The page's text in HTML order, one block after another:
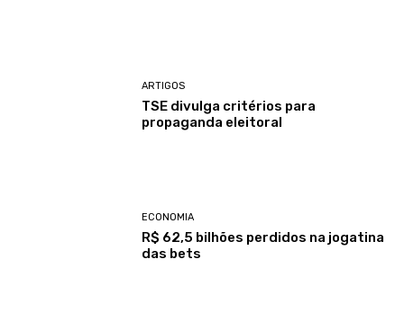
ARTIGOS
TSE divulga critérios para
propaganda eleitoral
ECONOMIA
R$ 62,5 bilhões perdidos na jogatina
das bets